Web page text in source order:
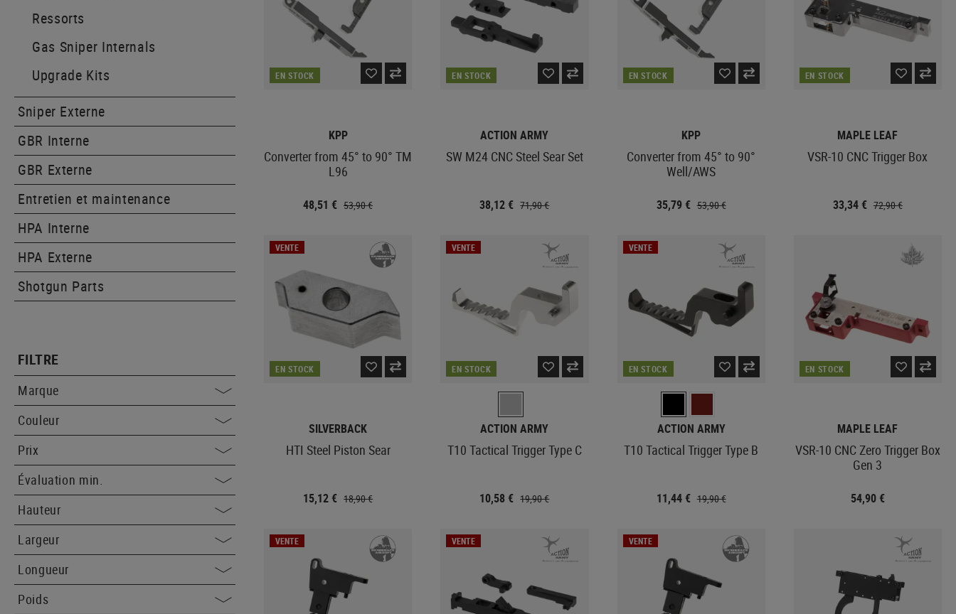
Ressorts
Gas Sniper Internals
Upgrade Kits
Sniper Externe
GBR Interne
GBR Externe
Entretien et maintenance
HPA Interne
HPA Externe
Shotgun Parts
FILTRE
Marque
Couleur
Prix
Évaluation min.
Hauteur
Largeur
Longueur
Poids
EN STOCK
KPP
Converter from 45° to 90° TM
L96
48,51 € 53,90 €
EN STOCK
ACTION ARMY
SW M24 CNC Steel Sear Set
38,12 € 71,90 €
EN STOCK
KPP
Converter from 45° to 90°
Well/AWS
35,79 € 53,90 €
EN STOCK
MAPLE LEAF
VSR-10 CNC Trigger Box
33,34 € 72,90 €
VENTE
EN STOCK
SILVERBACK
HTI Steel Piston Sear
15,12 € 18,90 €
VENTE
EN STOCK
ACTION ARMY
T10 Tactical Trigger Type C
10,58 € 19,90 €
VENTE
EN STOCK
ACTION ARMY
T10 Tactical Trigger Type B
11,44 € 19,90 €
EN STOCK
MAPLE LEAF
VSR-10 CNC Zero Trigger Box
Gen 3
54,90 €
VENTE VENTE VENTE